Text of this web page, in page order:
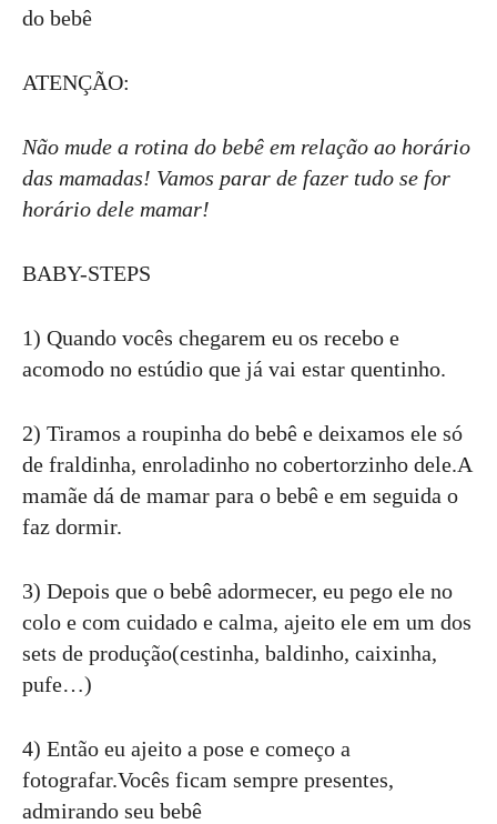
do bebê
ATENÇÃO:
Não mude a rotina do bebê em relação ao horário
das mamadas! Vamos parar de fazer tudo se for
horário dele mamar!
BABY-STEPS
1) Quando vocês chegarem eu os recebo e
acomodo no estúdio que já vai estar quentinho.
2) Tiramos a roupinha do bebê e deixamos ele só
de fraldinha, enroladinho no cobertorzinho dele.A
mamãe dá de mamar para o bebê e em seguida o
faz dormir.
3) Depois que o bebê adormecer, eu pego ele no
colo e com cuidado e calma, ajeito ele em um dos
sets de produção(cestinha, baldinho, caixinha,
pufe…)
4) Então eu ajeito a pose e começo a
fotografar.Vocês ficam sempre presentes,
admirando seu bebê